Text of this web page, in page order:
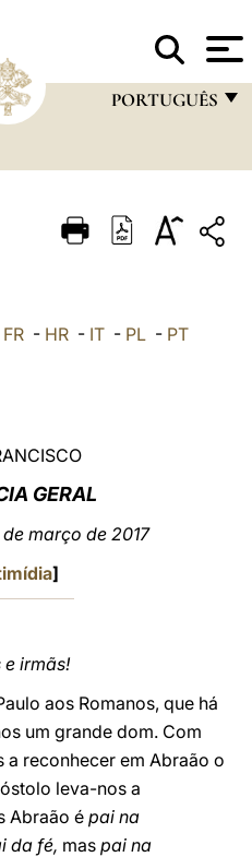
PORTUGUÊS
ITALIANO
LATINE
FR- HR- IT- PL- PT
GERAL
março de 2017
]
irmãs!
aos Romanos, que há
um grande dom. Com
reconhecer em Abraão o
leva-nos a
Abraão é pai na
da fé, mas pai na